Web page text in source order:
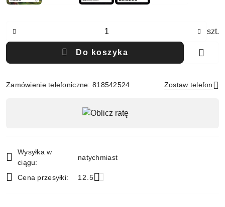
szt.
Do koszyka
Zamówienie telefoniczne: 818542524 Zostaw telefon
dostawa
Wysyłka w
ciągu:
natychmiast
Cena przesyłki: 12.5